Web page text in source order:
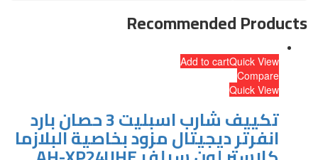
Recommended Products
Add to cartQuick View
Compare
Quick View
تكييف شارب اسبليت 3 حصان بارد
انفرتر ديجيتال مزود بخاصية البلازما